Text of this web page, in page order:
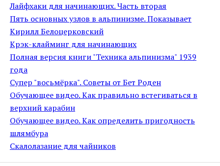
Лайфхаки для начинающих. Часть вторая
Пять основных узлов в альпинизме. Показывает
Кирилл Белоцерковский
Крэк-клайминг для начинающих
Полная версия книги "Техника альпинизма" 1939
года
Супер "восьмёрка". Советы от Бет Роден
Обучающее видео. Как правильно встегиваться в
верхний карабин
Обучающее видео. Как определить пригодность
шлямбура
Скалолазание для чайников